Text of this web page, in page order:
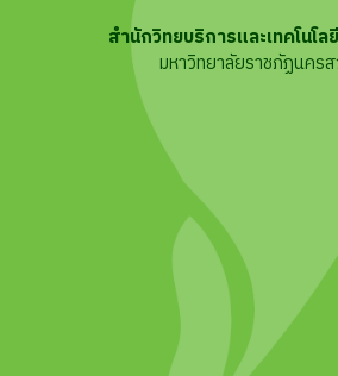
สำนักวิทยบริการและเทคโนโ
มหาวิทยาลัยราชภัฏนคร